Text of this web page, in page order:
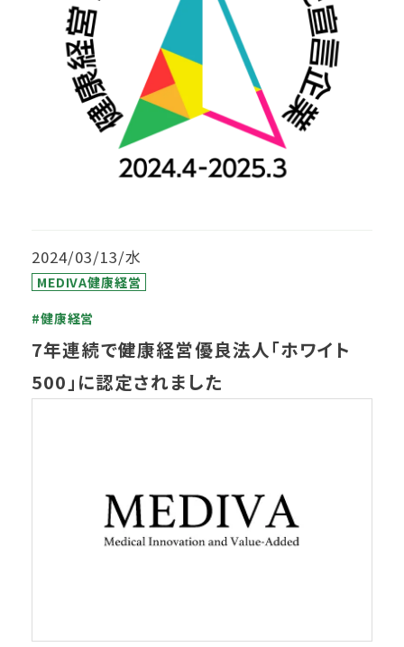
2024/03/13/水
MEDIVA健康経営
#健康経営
7年連続で健康経営優良法人「ホワイト
500」に認定されました